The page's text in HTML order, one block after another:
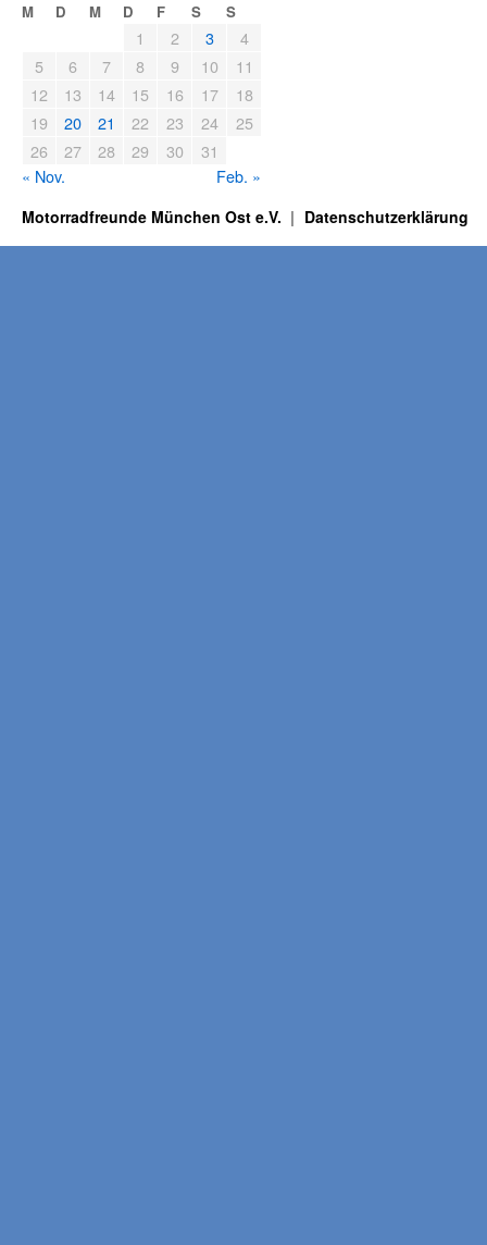
M D M D F S S
1 2 3
4
5
6 7 8 9 10
11
12
13 14 15 16 17
18
19
20 21 22 23 24
25
26
27 28 29 30
31
« Nov.
Feb. »
Motorradfreunde München Ost e.V. Datenschutzerklärung